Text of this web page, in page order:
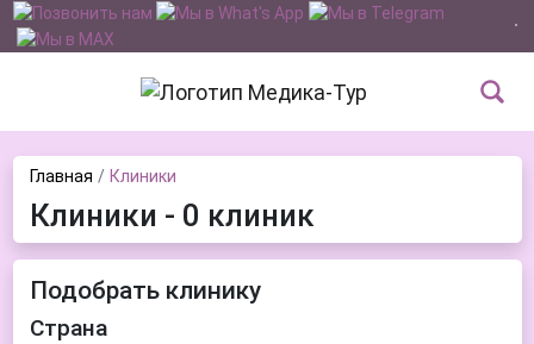
Главная Клиники
Клиники - 0 клиник
Подобрать клинику
Страна